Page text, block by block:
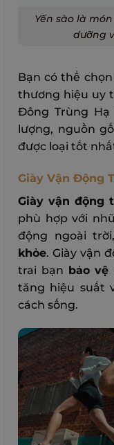
Yến sào là
dưỡng
Bạn có thể chọn
thương hiệu uy
Đông Trùng
lượng, nguồn
được loại tốt
Giày Vận Động
Giày vận động
phù hợp với
động ngoài
khỏe. Giày vận
trai bạn bảo
tăng hiệu suất
cách sống.